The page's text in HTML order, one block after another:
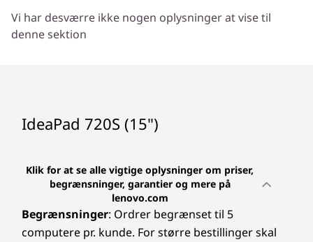
Storage
Up to 1 TB PCIe SSD storage
15.6" FHD (1920 x 1080) IPS display
Andet
Brand
ideapad
Vi har desværre ikke nogen oplysninger at vise til
denne sektion
IdeaPad 720S (15")
Klik for at se alle vigtige oplysninger om priser,
begrænsninger, garantier og mere på
lenovo.com
Begrænsninger: Ordrer begrænset til 5
computere pr. kunde. For større bestillinger skal